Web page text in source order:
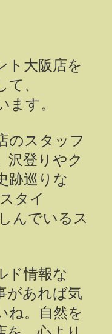
ト大阪店を
、
す。
のスタッフ
沢登りやク
跡巡りな
タイ
んでいるス
ド情報な
があれば気
ね。自然を